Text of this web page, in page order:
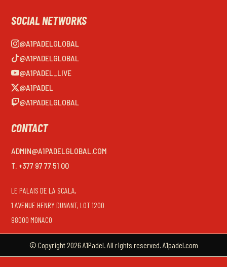
SOCIAL NETWORKS
@A1PADELGLOBAL
@A1PADELGLOBAL
@A1PADEL_LIVE
@A1PADEL
@A1PADELGLOBAL
CONTACT
ADMIN@A1PADELGLOBAL.COM
T. +377 97 77 51 00
LE PALAIS DE LA SCALA,
1 AVENUE HENRY DUNANT, LOT 1200
98000 MONACO
© Copyright 2026 A1Padel. All rights reserved. A1padel.com